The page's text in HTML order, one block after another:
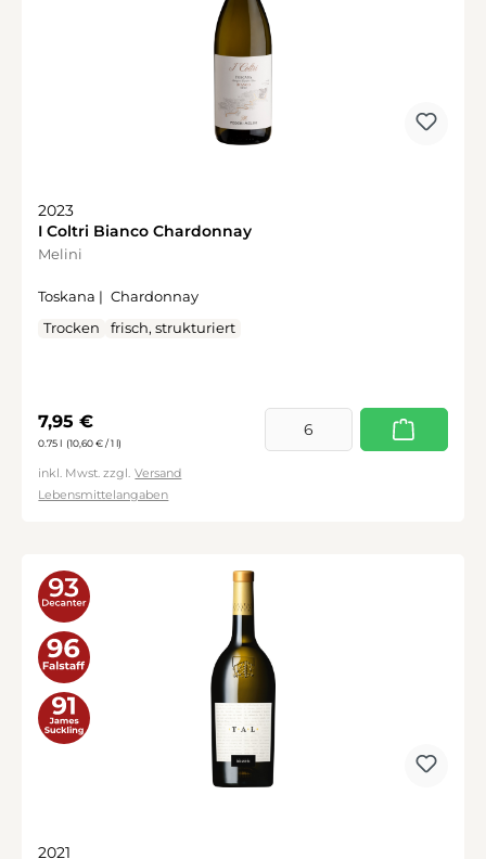
2023
I Coltri Bianco Chardonnay
Melini
Toskana | Chardonnay
Trocken
frisch, strukturiert
Regulärer Preis:
7,95 €
0.75 l (10,60 € / 1 l)
inkl. Mwst. zzgl. Versand
Lebensmittelangaben
2021